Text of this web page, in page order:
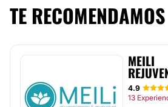
TE RECOMENDAMOS
MEILI
4.9
13